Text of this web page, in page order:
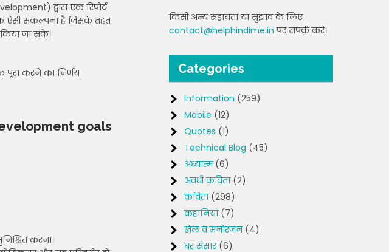
द्वारा एक रिपोर्ट
ऐसी संकल्पना है जिसके तहत
जा सके।
करने का निर्णय
goals
करना।
किसी अन्य सहायता या सुझाव के लिए
contact@helphindime.in पर संपर्क करें।
Categories
Information (259)
Mobile (12)
Quotes (1)
Technical Blog (45)
अध्यात्म(6)
अवधी कविता(2)
कविता(298)
कहानियां(7)
खेल व मनोरंजन(4)
घर संसार(6)